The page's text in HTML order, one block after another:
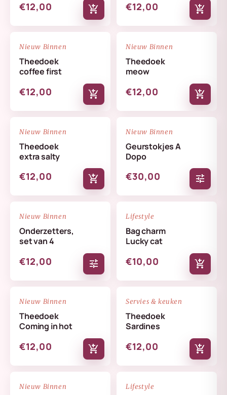
€12,00 add_shopping_cart €12,00 add_shopping_cart
NIEUW
Nieuw Binnen
Theedoek
coffee first
€12,00 add_shopping_cart
NIEUW
Nieuw Binnen
Theedoek
meow
€12,00 add_shopping_cart
NIEUW
Nieuw Binnen
Theedoek
extra salty
€12,00 add_shopping_cart
NIEUW
Nieuw Binnen
Geurstokjes A
Dopo
€30,00 tune
NIEUW
Nieuw Binnen
Onderzetters,
set van 4
€12,00 tune
NIEUW
Lifestyle
Bag charm
Lucky cat
€10,00 add_shopping_cart
NIEUW
Nieuw Binnen
Theedoek
Coming in hot
€12,00 add_shopping_cart
NIEUW
Servies & keuken
Theedoek
Sardines
€12,00 add_shopping_cart
NIEUW
Nieuw Binnen NIEUW
Lifestyle